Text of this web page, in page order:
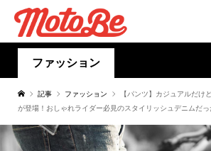
ファッション
記事 ファッション
【パンツ】カジュアルだけ
が登場！おしゃれライダー必見のスタイリッシュデニムだっ